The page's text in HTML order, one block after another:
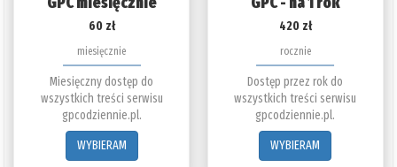
60 zł
miesięcznie
Miesięczny dostęp do
wszystkich treści serwisu
gpcodziennie.pl.
WYBIERAM
420 zł
rocznie
Dostęp przez rok do
wszystkich treści serwisu
gpcodziennie.pl.
WYBIERAM